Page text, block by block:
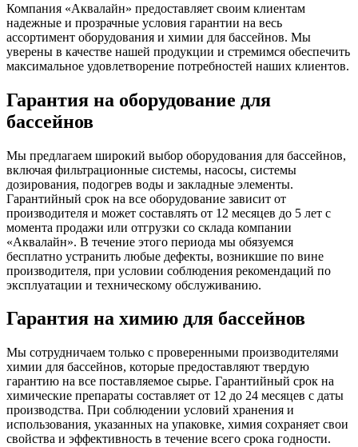
Компания «Аквалайн» предоставляет своим клиентам
надежные и прозрачные условия гарантии на весь
ассортимент оборудования и химии для бассейнов. Мы
уверены в качестве нашей продукции и стремимся обеспечить
максимальное удовлетворение потребностей наших клиентов.
Гарантия на оборудование для
бассейнов
Мы предлагаем широкий выбор оборудования для бассейнов,
включая фильтрационные системы, насосы, системы
дозирования, подогрев воды и закладные элементы.
Гарантийный срок на все оборудование зависит от
производителя и может составлять от 12 месяцев до 5 лет с
момента продажи или отгрузки со склада компании
«Аквалайн». В течение этого периода мы обязуемся
бесплатно устранить любые дефекты, возникшие по вине
производителя, при условии соблюдения рекомендаций по
эксплуатации и техническому обслуживанию.
Гарантия на химию для бассейнов
Мы сотрудничаем только с проверенными производителями
химии для бассейнов, которые предоставляют твердую
гарантию на все поставляемое сырье. Гарантийный срок на
химические препараты составляет от 12 до 24 месяцев с даты
производства. При соблюдении условий хранения и
использования, указанных на упаковке, химия сохраняет свои
свойства и эффективность в течение всего срока годности.